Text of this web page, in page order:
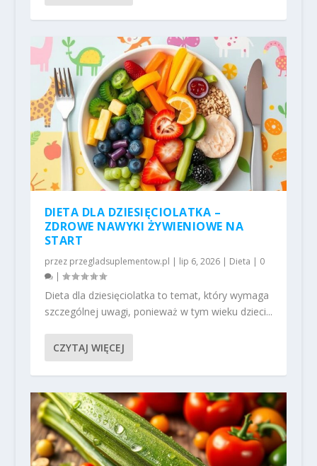
DIETA DLA DZIESIĘCIOLATKA –
ZDROWE NAWYKI ŻYWIENIOWE NA
START
przez przegladsuplementow.pl | lip 6, 2026| Dieta | 0
|
Dieta dla dziesięciolatka to temat, który wymaga
szczególnej uwagi, ponieważ w tym wieku dzieci...
CZYTAJ WIĘCEJ